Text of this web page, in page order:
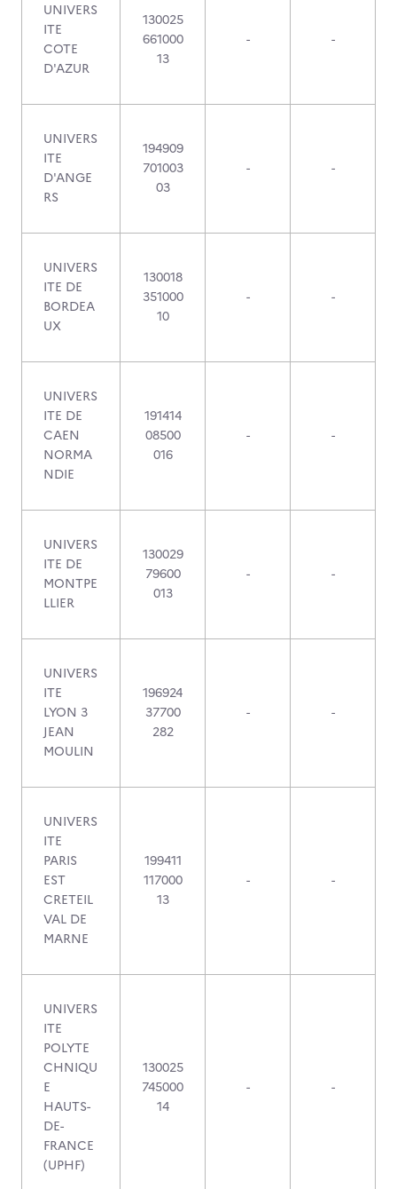
UNIVERS
ITE
COTE
D'AZUR
130025
661000
13
- -
UNIVERS
ITE
D'ANGE
RS
194909
701003
03
- -
UNIVERS
ITE DE
BORDEA
UX
130018
351000
10
- -
UNIVERS
ITE DE
CAEN
NORMA
NDIE
191414
08500
016
- -
UNIVERS
ITE DE
MONTPE
LLIER
130029
79600
013
- -
UNIVERS
ITE
LYON 3
JEAN
MOULIN
196924
37700
282
- -
UNIVERS
ITE
PARIS
EST
CRETEIL
VAL DE
MARNE
199411
117000
13
- -
UNIVERS
ITE
POLYTE
CHNIQU
E
HAUTS-
DE-
FRANCE
(UPHF)
130025
745000
14
- -